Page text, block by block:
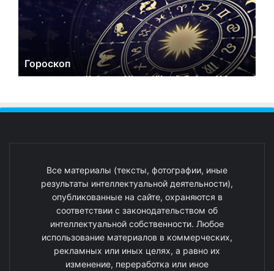
Гороскоп
Все материалы (тексты, фотографии, иные
результаты интеллектуальной деятельности),
опубликованные на сайте, охраняются в
соответствии с законодательством об
интеллектуальной собственности. Любое
использование материалов в коммерческих,
рекламных или иных целях, а равно их
изменение, переработка или иное